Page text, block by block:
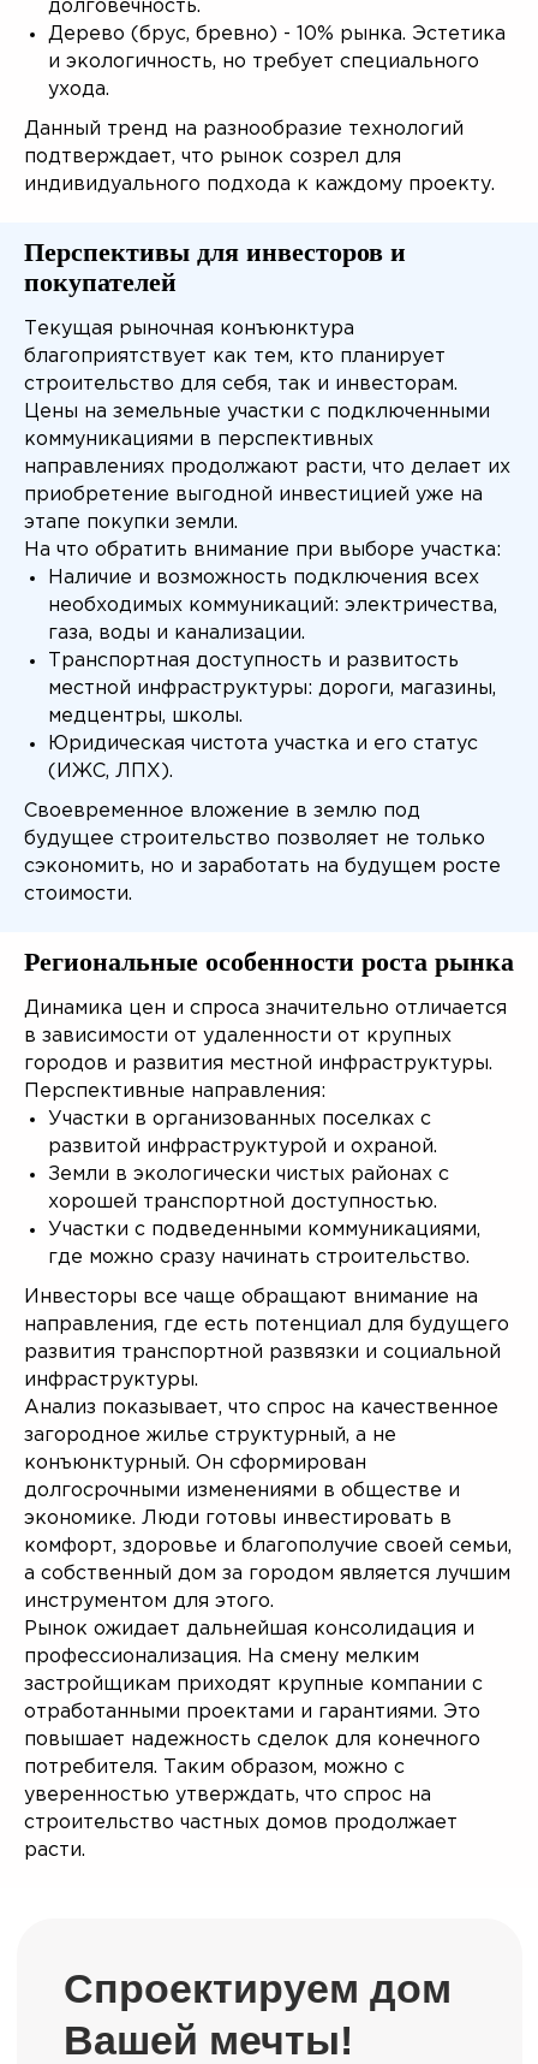
долговечность.
Дерево (брус, бревно) - 10% рынка. Эстетика
и экологичность, но требует специального
ухода.
Данный тренд на разнообразие технологий
подтверждает, что рынок созрел для
индивидуального подхода к каждому проекту.
Перспективы для инвесторов и
покупателей
Текущая рыночная конъюнктура
благоприятствует как тем, кто планирует
строительство для себя, так и инвесторам.
Цены на земельные участки с подключенными
коммуникациями в перспективных
направлениях продолжают расти, что делает их
приобретение выгодной инвестицией уже на
этапе покупки земли.
На что обратить внимание при выборе участка:
Наличие и возможность подключения всех
необходимых коммуникаций: электричества,
газа, воды и канализации.
Транспортная доступность и развитость
местной инфраструктуры: дороги, магазины,
медцентры, школы.
Юридическая чистота участка и его статус
(ИЖС, ЛПХ).
Своевременное вложение в землю под
будущее строительство позволяет не только
сэкономить, но и заработать на будущем росте
стоимости.
Региональные особенности роста рынка
Динамика цен и спроса значительно отличается
в зависимости от удаленности от крупных
городов и развития местной инфраструктуры.
Перспективные направления:
Участки в организованных поселках с
развитой инфраструктурой и охраной.
Земли в экологически чистых районах с
хорошей транспортной доступностью.
Участки с подведенными коммуникациями,
где можно сразу начинать строительство.
Инвесторы все чаще обращают внимание на
направления, где есть потенциал для будущего
развития транспортной развязки и социальной
инфраструктуры.
Анализ показывает, что спрос на качественное
загородное жилье структурный, а не
конъюнктурный. Он сформирован
долгосрочными изменениями в обществе и
экономике. Люди готовы инвестировать в
комфорт, здоровье и благополучие своей семьи,
а собственный дом за городом является лучшим
инструментом для этого.
Рынок ожидает дальнейшая консолидация и
профессионализация. На смену мелким
застройщикам приходят крупные компании с
отработанными проектами и гарантиями. Это
повышает надежность сделок для конечного
потребителя. Таким образом, можно с
уверенностью утверждать, что спрос на
строительство частных домов продолжает
расти.
Подробнее
Спроектируем дом
Вашей мечты!
Купить проект дома
Готовые проекты от
25 000 рублей
документацию, архитектурный и
разделы. Вы экономите деньги и
время.
Поможем
определить, какой
дом подходит Вам!
Оставьте заявку и в ближайшее время
проекты